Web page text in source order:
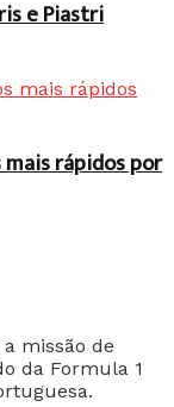
e Piastri
rápidos por
missão de
da Formula 1